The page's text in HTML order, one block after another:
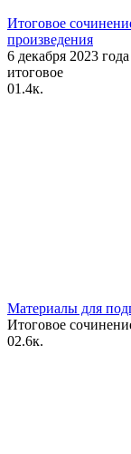
Итоговое
произведения
6 декабря 2023
итоговое
01.4к.
Материалы для
Итоговое
02.6к.